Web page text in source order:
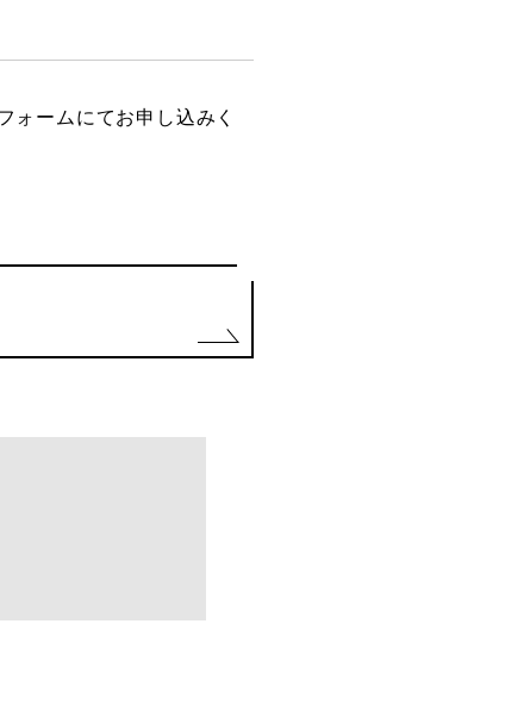
ォームにてお申し込みく